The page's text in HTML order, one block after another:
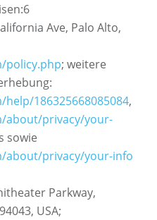
Ave, Palo Alto,
policy.php; weitere
186325668085084,
about/privacy/your-
sowie
about/privacy/your-info
Parkway,
USA;